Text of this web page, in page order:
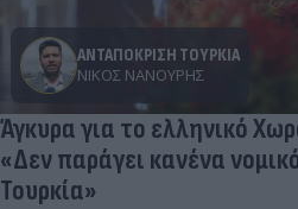
ΑΝΤΑΠΟΚΡΙΣΗ ΤΟΥΡΚΙΑ
ΝΊΚΟΣ ΝΑΝΟΎΡΗΣ
Άγκυρα για το ελληνικό
«Δεν παράγει κανένα
Τουρκία»